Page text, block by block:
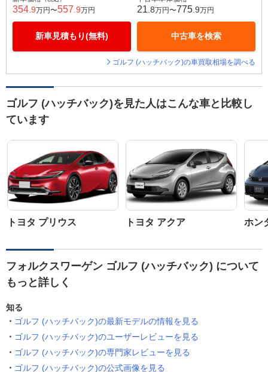
354 .9万円〜557 .9万円
新車見積もり(無料)
21 .8万円〜775 .9万円
中古車を検索
ゴルフ (ハッチバック)の車買取相場を調べる
ゴルフ (ハッチバック)を見た人はこんな車と比較し
ています
トヨタ プリウス トヨタ アクア ホン
フォルクスワーゲン ゴルフ (ハッチバック) について
もっと詳しく
知る
ゴルフ (ハッチバック)の最新モデルの情報を見る
ゴルフ (ハッチバック)のユーザーレビューを見る
ゴルフ (ハッチバック)の専門家レビューを見る
ゴルフ (ハッチバック)の公式画像を見る